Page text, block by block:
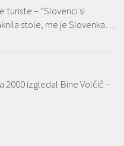
turiste – ”Slovenci si
stole, me je Slovenka…
2000 izgledal Bine Volčič –